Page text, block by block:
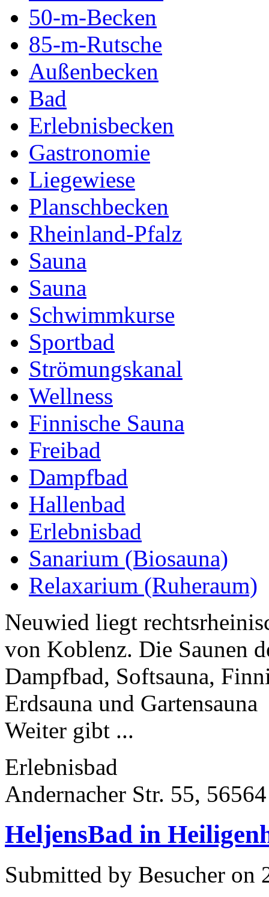
50-m-Becken
85-m-Rutsche
Außenbecken
Bad
Erlebnisbecken
Gastronomie
Liegewiese
Planschbecken
Rheinland-Pfalz
Sauna
Sauna
Schwimmkurse
Sportbad
Strömungskanal
Wellness
Finnische Sauna
Freibad
Dampfbad
Hallenbad
Erlebnisbad
Sanarium (Biosauna)
Relaxarium (Ruheraum)
Neuwied liegt
von Koblenz. Die Saunen
Dampfbad, Softsauna,
Erdsauna und Gartensauna
Weiter gibt ...
Erlebnisbad
Andernacher Str. 55,
HeljensBad in
Submitted by Besucher on